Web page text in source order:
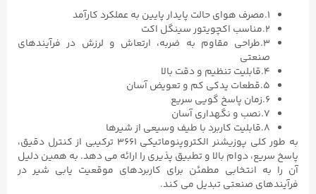
۱.مصرف هوای حالت پایدار پایین به عملکرد کارآمد
۲.مناسب اکچویتور سینگل اکت
۳.طراحی مقاوم به ضربه، ارتعاش و لرزش در فرآیندهای
صنعتی
۴.قابلیت تنظیم و دقت بالا
۵.قطعات یدکی کم و تعویض آسان
۶.زمان پاسخ گویی سریع
۷.نصب و نگهداری آسان
۸.قابلیت کاربرد با طیف وسیعی از شیرها
به طور کلی پوزیشنر الکتروپنوماتیکی ۳۶۶۱ ترکیبی از کنترل دقیق،
پاسخ سریع، دوام بالا و تطبیق پذیری را ارائه می دهد. به همین دلیل
آن را به انتخابی مطمئن برای کاربردهای موقعیت یابی شیر در
فرآیندهای صنعتی تبدیل می کند.